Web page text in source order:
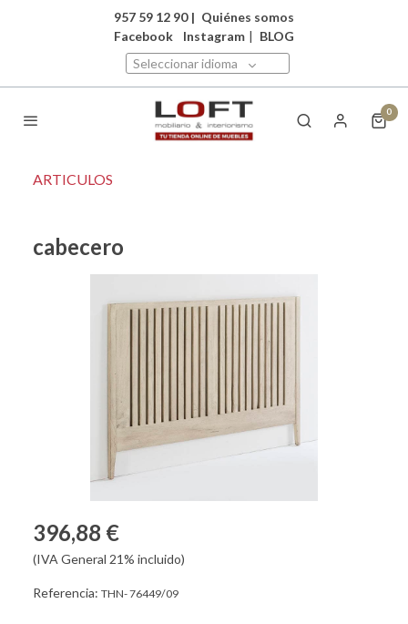
957 59 12 90 | Quiénes somos
Facebook
Instagram | BLOG
Seleccionar idioma
0
ARTICULOS
cabecero
396,88 €
(IVA General 21% incluido)
Referencia: THN- 76449/09